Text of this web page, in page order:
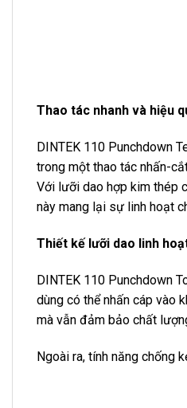
Thao tác nhanh và hiệu
DINTEK 110 Punchdown
trong một thao tác nhấn-
Với lưỡi dao hợp kim thép
này mang lại sự linh hoạt
Thiết kế lưỡi dao linh
DINTEK 110 Punchdown
dùng có thể nhấn cáp vào
mà vẫn đảm bảo chất
Ngoài ra, tính năng chống